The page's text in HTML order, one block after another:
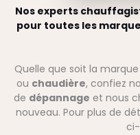
Nos experts
pour toutes les
Quelle que soit la
ou chaudière, confiez
de dépannage et nous
nouveau. Pour plus de